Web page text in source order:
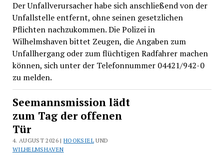
Der Unfallverursacher habe sich anschließend von der
Unfallstelle entfernt, ohne seinen gesetzlichen
Pflichten nachzukommen. Die Polizei in
Wilhelmshaven bittet Zeugen, die Angaben zum
Unfallhergang oder zum flüchtigen Radfahrer machen
können, sich unter der Telefonnummer 04421/942-0
zu melden.
Seemannsmission lädt
zum Tag der offenen
Tür
4. AUGUST 2026 |HOOKSIELUND
WILHELMSHAVEN